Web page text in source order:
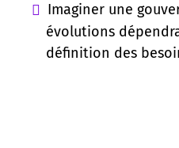
Imaginer une
évolutions
définition des